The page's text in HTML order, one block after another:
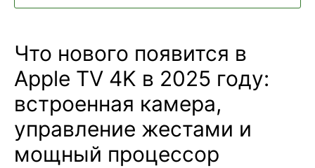
Что нового появится в
Apple TV 4K в 2025 году:
встроенная камера,
управление жестами и
мощный процессор